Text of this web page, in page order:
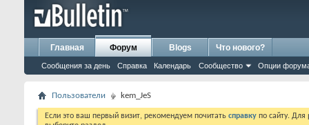
Главная Форум
Сообщения за день Справка Календарь Сообщество Опции
Blogs Что нового?
Пользователи kem_JeS
Если это ваш первый визит, рекомендуем почитать справку по сайту.